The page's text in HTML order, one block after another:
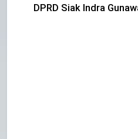
DPRD Siak Indra